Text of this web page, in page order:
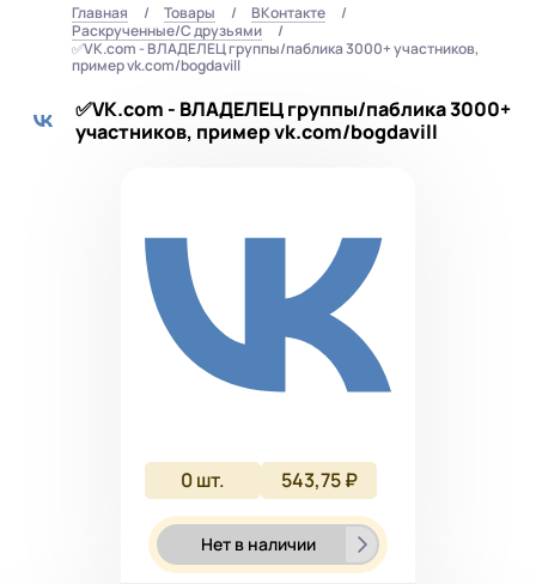
Главная Товары
ВКонтакте
Раскрученные/С друзьями
✅VK.com - ВЛАДЕЛЕЦ группы/паблика 3000+ участников,
пример vk.com/bogdavill
✅VK.com - ВЛАДЕЛЕЦ группы/паблика 3000+
участников, пример vk.com/bogdavill
0шт. 543,75 ₽
Нет в наличии